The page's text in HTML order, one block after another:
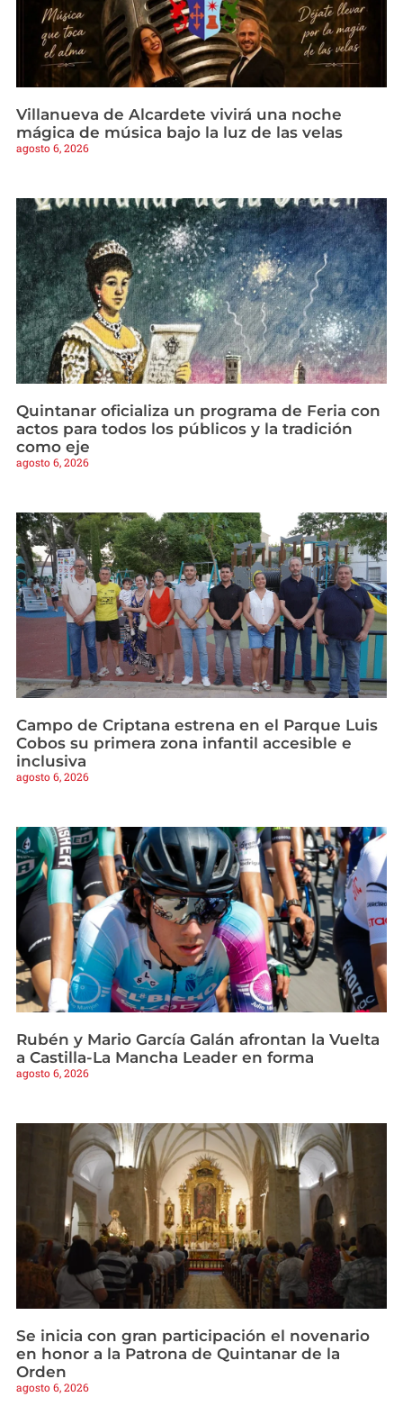
Villanueva de Alcardete vivirá una noche
mágica de música bajo la luz de las velas
agosto 6, 2026
Quintanar oficializa un programa de Feria con
actos para todos los públicos y la tradición
como eje
agosto 6, 2026
Campo de Criptana estrena en el Parque Luis
Cobos su primera zona infantil accesible e
inclusiva
agosto 6, 2026
Rubén y Mario García Galán afrontan la Vuelta
a Castilla-La Mancha Leader en forma
agosto 6, 2026
Se inicia con gran participación el novenario
en honor a la Patrona de Quintanar de la
Orden
agosto 6, 2026